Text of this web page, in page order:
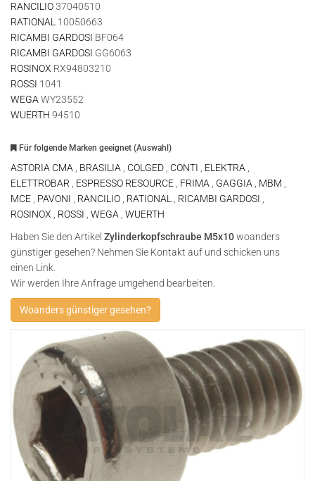
RANCILIO37040510
RATIONAL 10050663
RICAMBI GARDOSI BF064
RICAMBI GARDOSI GG6063
ROSINOX RX94803210
ROSSI 1041
WEGA WY23552
WUERTH 94510
Für folgende Marken geeignet (Auswahl)
ASTORIA CMA BRASILIA COLGED CONTI ELEKTRA
ELETTROBAR
ESPRESSO RESOURCE FRIMA GAGGIA MBM
MCE
PAVONI RANCILIO RATIONAL RICAMBI GARDOSI
ROSINOX
ROSSI WEGA
WUERTH
Haben Sie den Artikel Zylinderkopfschraube M5x10woanders
günstiger gesehen? Nehmen Sie Kontakt auf und schicken uns
einen Link.
Wir werden Ihre Anfrage umgehend bearbeiten.
Woanders günstiger gesehen?